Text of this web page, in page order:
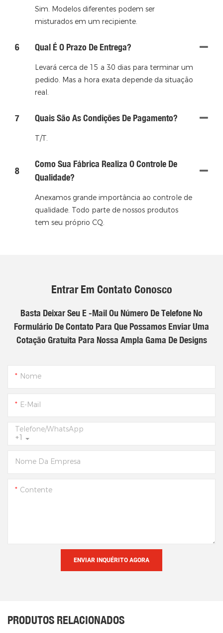
Sim. Modelos diferentes podem ser
misturados em um recipiente.
6 Qual É O Prazo De Entrega?
Levará cerca de 15 a 30 dias para terminar um
pedido. Mas a hora exata depende da situação
real.
7 Quais São As Condições De Pagamento?
T/T.
8
Como Sua Fábrica Realiza O Controle De
Qualidade?
Anexamos grande importância ao controle de
qualidade. Todo parte de nossos produtos
tem seu próprio CQ.
Entrar Em Contato Conosco
Basta Deixar Seu E -mail Ou Número De Telefone No
Formulário De Contato Para Que Possamos Enviar Uma
Cotação Gratuita Para Nossa Ampla Gama De Designs
Nome
E-Mail
+1
Telefone/WhatsApp
Nome Da Empresa
Contente
ENVIAR INQUÉRITO AGORA
PRODUTOS RELACIONADOS